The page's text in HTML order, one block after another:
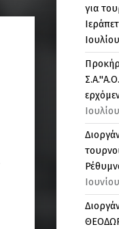
για